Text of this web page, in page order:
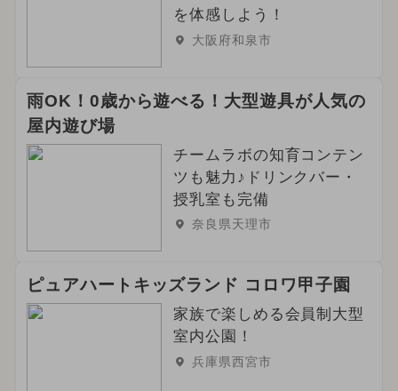
を体感しよう！
大阪府和泉市
雨OK！0歳から遊べる！大型遊具が人気の
屋内遊び場
チームラボの知育コンテン
ツも魅力♪ドリンクバー・
授乳室も完備
奈良県天理市
ピュアハートキッズランド コロワ甲子園
家族で楽しめる会員制大型
室内公園！
兵庫県西宮市